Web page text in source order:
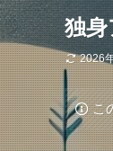
独
2026
こ